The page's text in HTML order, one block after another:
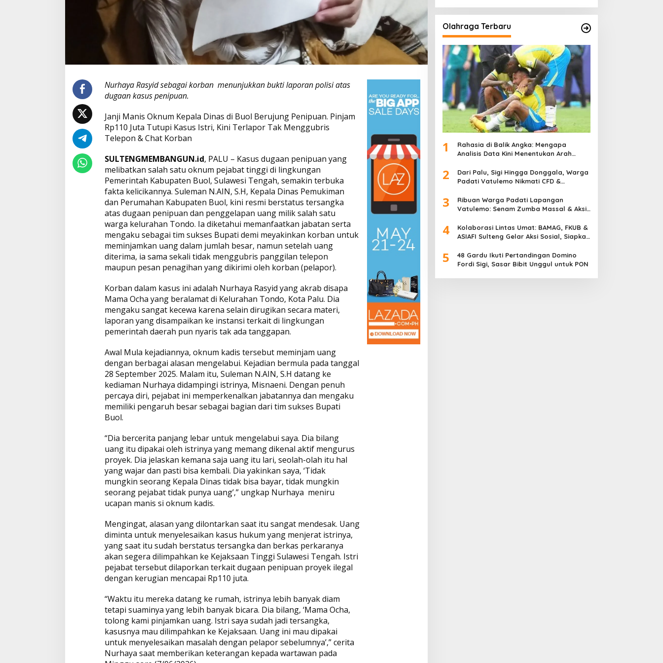
g
k
a
Nurhaya Rasyid sebagai korban menunjukkan bukti laporan polisi atas
dugaan kasus penipuan.
Janji Manis Oknum Kepala Dinas di Buol Berujung Penipuan. Pinjam
Rp110 Juta Tutupi Kasus Istri, Kini Terlapor Tak Menggubris
Telepon & Chat Korban
SULTENGMEMBANGUN.id, PALU – Kasus dugaan penipuan yang
melibatkan salah satu oknum pejabat tinggi di lingkungan
Pemerintah Kabupaten Buol, Sulawesi Tengah, semakin terbuka
fakta kelicikannya. Suleman N.AIN, S.H, Kepala Dinas Pemukiman
dan Perumahan Kabupaten Buol, kini resmi berstatus tersangka
atas dugaan penipuan dan penggelapan uang milik salah satu
warga kelurahan Tondo. Ia diketahui memanfaatkan jabatan serta
mengaku sebagai tim sukses Bupati demi meyakinkan korban untuk
meminjamkan uang dalam jumlah besar, namun setelah uang
diterima, ia sama sekali tidak menggubris panggilan telepon
maupun pesan penagihan yang dikirimi oleh korban (pelapor).
Korban dalam kasus ini adalah Nurhaya Rasyid yang akrab disapa
Mama Ocha yang beralamat di Kelurahan Tondo, Kota Palu. Dia
mengaku sangat kecewa karena selain dirugikan secara materi,
laporan yang disampaikan ke instansi terkait di lingkungan
pemerintah daerah pun nyaris tak ada tanggapan.
Awal Mula kejadiannya, oknum kadis tersebut meminjam uang
dengan berbagai alasan mengelabui. Kejadian bermula pada tanggal
28 September 2025. Malam itu, Suleman N.AIN, S.H datang ke
kediaman Nurhaya didampingi istrinya, Misnaeni. Dengan penuh
percaya diri, pejabat ini memperkenalkan jabatannya dan mengaku
memiliki pengaruh besar sebagai bagian dari tim sukses Bupati
Buol.
“Dia bercerita panjang lebar untuk mengelabui saya. Dia bilang
uang itu dipakai oleh istrinya yang memang dikenal aktif mengurus
proyek. Dia jelaskan kemana saja uang itu lari, seolah-olah itu hal
yang wajar dan pasti bisa kembali. Dia yakinkan saya, ‘Tidak
mungkin seorang Kepala Dinas tidak bisa bayar, tidak mungkin
seorang pejabat tidak punya uang’,” ungkap Nurhaya meniru
ucapan manis si oknum kadis.
Mengingat, alasan yang dilontarkan saat itu sangat mendesak. Uang
diminta untuk menyelesaikan kasus hukum yang menjerat istrinya,
yang saat itu sudah berstatus tersangka dan berkas perkaranya
akan segera dilimpahkan ke Kejaksaan Tinggi Sulawesi Tengah. Istri
pejabat tersebut dilaporkan terkait dugaan penipuan proyek ilegal
dengan kerugian mencapai Rp110 juta.
“Waktu itu mereka datang ke rumah, istrinya lebih banyak diam
tetapi suaminya yang lebih banyak bicara. Dia bilang, ‘Mama Ocha,
tolong kami pinjamkan uang. Istri saya sudah jadi tersangka,
kasusnya mau dilimpahkan ke Kejaksaan. Uang ini mau dipakai
untuk menyelesaikan masalah dengan pelapor sebelumnya’,” cerita
Nurhaya saat memberikan keterangan kepada wartawan pada
Olahraga Terbaru
1
Rahasia di Balik Angka: Mengapa
Analisis Data Kini Menentukan Arah
2
Dari Palu, Sigi Hingga Donggala, Warga
Padati Vatulemo Nikmati CFD &
3
Ribuan Warga Padati Lapangan
Vatulemo: Senam Zumba Massal & Aksi
Meriah
4
Kolaborasi Lintas Umat: BAMAG, FKUB &
ASIAFI Sulteng Gelar Aksi Sosial, Siapkan
5
48 Gardu Ikuti Pertandingan Domino
Fordi Sigi, Sasar Bibit Unggul untuk PON